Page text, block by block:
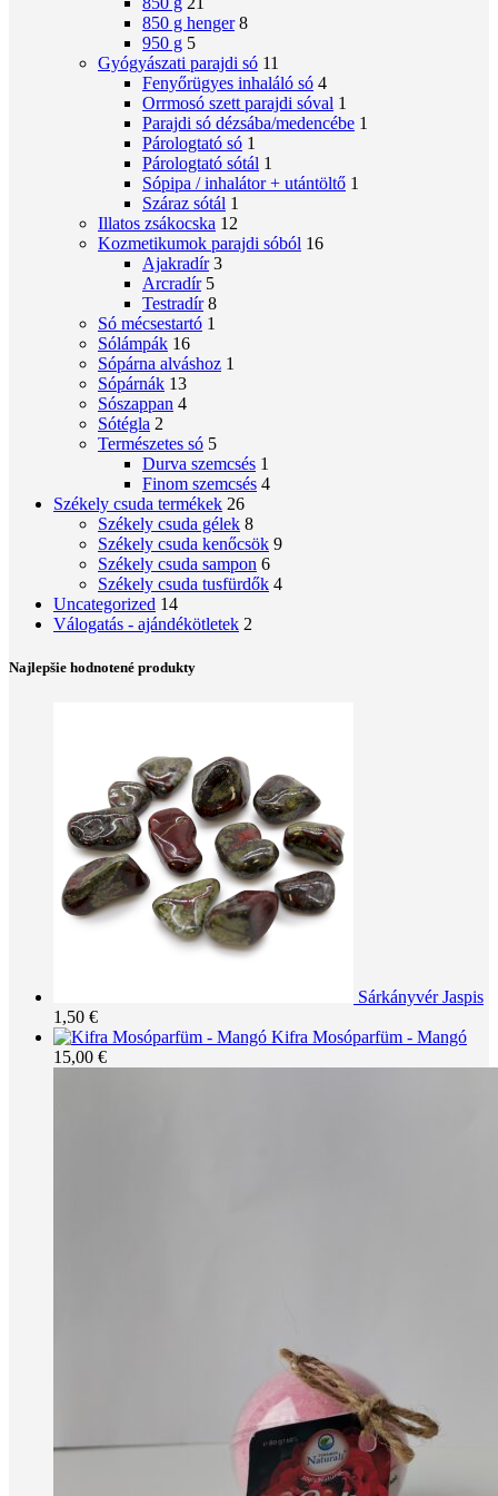
850 g henger 8
950 g 5
Gyógyászati ​​parajdi só 11
Fenyőrügyes inhaláló só 4
Orrmosó szett parajdi sóval 1
Parajdi só dézsába/medencébe 1
Párologtató só 1
Párologtató sótál 1
Sópipa / inhalátor + utántöltő 1
Száraz sótál 1
Illatos zsákocska 12
Kozmetikumok parajdi sóból 16
Ajakradír 3
Arcradír 5
Testradír 8
Só mécsestartó 1
Sólámpák 16
Sópárna alváshoz 1
Sópárnák 13
Sószappan 4
Sótégla 2
Természetes só 5
Durva szemcsés 1
Finom szemcsés 4
Székely csuda termékek 26
Székely csuda gélek 8
Székely csuda kenőcsök 9
Székely csuda sampon 6
Székely csuda tusfürdők 4
Uncategorized 14
Válogatás - ajándékötletek 2
Najlepšie hodnotené produkty
Sárkányvér Jaspis
1,50 €
Kifra Mosóparfüm - Mangó
15,00 €